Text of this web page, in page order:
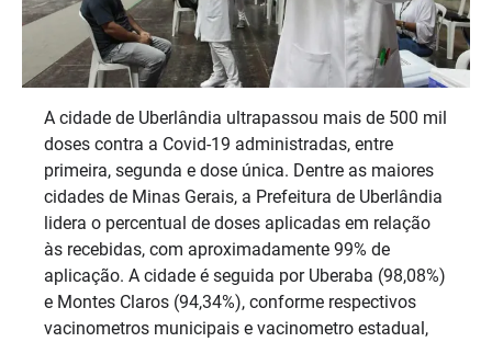
A cidade de Uberlândia ultrapassou mais de 500 mil
doses contra a Covid-19 administradas, entre
primeira, segunda e dose única. Dentre as maiores
cidades de Minas Gerais, a Prefeitura de Uberlândia
lidera o percentual de doses aplicadas em relação
às recebidas, com aproximadamente 99% de
aplicação. A cidade é seguida por Uberaba (98,08%)
e Montes Claros (94,34%), conforme respectivos
vacinometros municipais e vacinometro estadual,